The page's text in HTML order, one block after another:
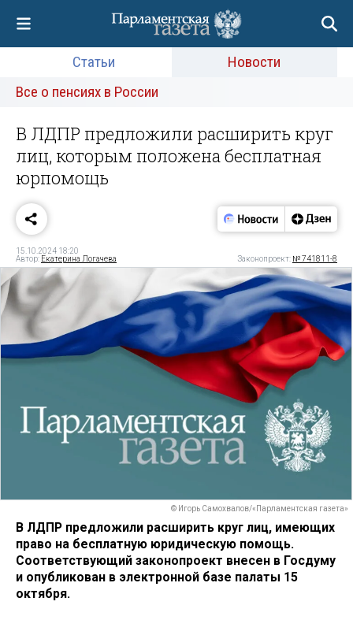
Статьи
Новости
Все о пенсиях в России
В ЛДПР предложили расширить круг
лиц, которым положена бесплатная
юрпомощь
15.10.2024 18:20
Автор: Екатерина Логачева Законопроект: № 741811-8
© Игорь Самохвалов/«Парламентская газета»
В ЛДПР предложили расширить круг лиц, имеющих
право на бесплатную юридическую помощь.
Соответствующий законопроект внесен в Госдуму
и опубликован в электронной базе палаты 15
октября.